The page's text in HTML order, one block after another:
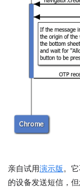
亲自试用演示版。
的设备发送短信，